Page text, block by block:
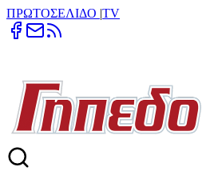
ΠΡΩΤΟΣΕΛΙΔΟ |TV